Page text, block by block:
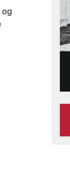
og